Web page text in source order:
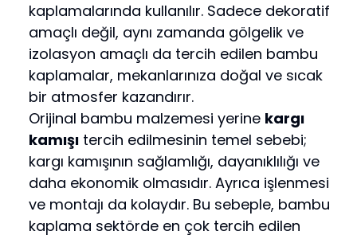
kaplamalarında kullanılır. Sadece dekoratif
amaçlı değil, aynı zamanda gölgelik ve
izolasyon amaçlı da tercih edilen bambu
kaplamalar, mekanlarınıza doğal ve sıcak
bir atmosfer kazandırır.
Orijinal bambu malzemesi yerine kargı
kamışı tercih edilmesinin temel sebebi;
kargı kamışının sağlamlığı, dayanıklılığı ve
daha ekonomik olmasıdır. Ayrıca işlenmesi
ve montajı da kolaydır. Bu sebeple, bambu
kaplama sektörde en çok tercih edilen